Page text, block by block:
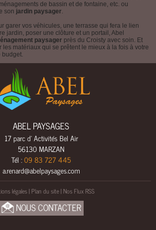
de bassin et de fontaine, etc. ou
son jardin paysager.
garer vos véhicules, une terrasse qui fera le lien
jardin, poser une clôture et un portail, Abel
paysager près du Croisty avec soin. Et
les matériaux qui se prêtent le mieux à la fois à votre
budget.
ABEL PAYSAGES
17 parc d' Activités Bel Air
56130 MARZAN
Tél :09 83 727 445
a.renard@abelpaysages.com
légales| Plan du site|Nos Flux RSS
NOUS CONTACTER